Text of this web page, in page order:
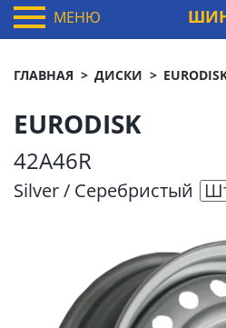
МЕНЮ
ГЛАВНАЯ ДИСКИ
EURODISK
42A46R
Silver / Серебристый